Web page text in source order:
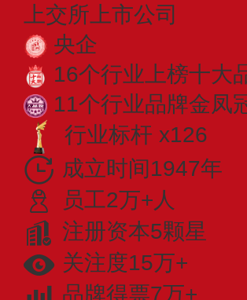
上交所上市公司
央企
16个行业上榜十大
11个行业品牌金凤
行业标杆 x126
成立时间1947年
员工2万+人
注册资本5颗星
关注度15万+
品牌得票7万+